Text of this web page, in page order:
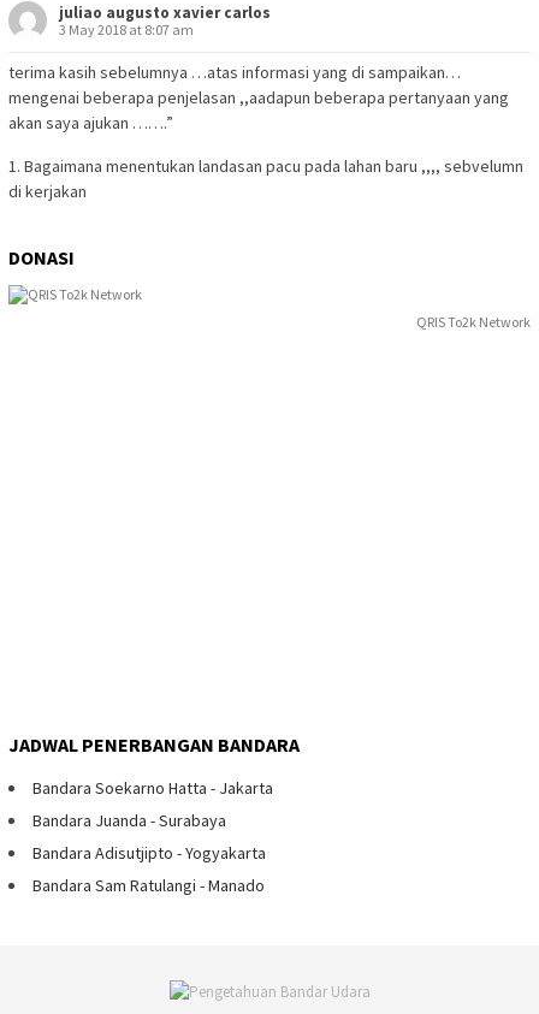
juliao augusto xavier carlos
3 May 2018 at 8:07 am
terima kasih sebelumnya …atas informasi yang di sampaikan…
mengenai beberapa penjelasan ,,aadapun beberapa pertanyaan yang
akan saya ajukan …….”
1. Bagaimana menentukan landasan pacu pada lahan baru ,,,, sebvelumn
di kerjakan
DONASI
QRIS To2k Network
JADWAL PENERBANGAN BANDARA
Bandara Soekarno Hatta - Jakarta
Bandara Juanda - Surabaya
Bandara Adisutjipto - Yogyakarta
Bandara Sam Ratulangi - Manado